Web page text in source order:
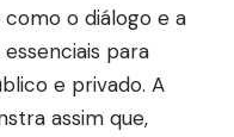
o diálogo e a
para
e privado. A
assim que,